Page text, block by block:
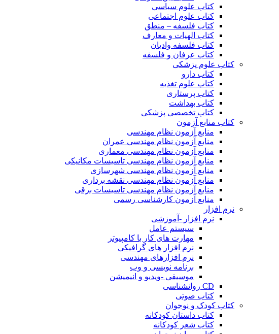
کتاب علوم سیاسی
کتاب علوم اجتماعی
کتاب فلسفه – منطق
کتاب الهیات و معارف
کتاب فلسفه وادیان
کتاب عرفان و فلسفه
کتاب علوم پزشکی
کتاب دارو
کتاب علوم تغذیه
کتاب پرستاری
کتاب بهداشت
کتاب تخصصی پزشکی
کتاب منابع آزمون
منابع آزمون نظام مهندسی
منابع آزمون نظام مهندسی عمران
منابع آزمون نظام مهندسی معماری
منابع آزمون نظام مهندسی تاسیسات مکانیکی
منابع آزمون نظام مهندسی شهرسازی
منابع آزمون نظام مهندسی نقشه برداری
منابع آزمون نظام مهندسی تاسیسات برقی
منابع آزمون کارشناسی رسمی
نرم افزار
نرم افزار -آموزشی
سیستم عامل
مهارت های کار با کامپیوتر
نرم افزار های گرافیکی
نرم افزارهای مهندسی
برنامه نویسی و وب
موسیقی -ویدیو و انیمیشن
CD روانشناسی
کتاب صوتی
کتاب کودک و نوجوان
کتاب داستان کودکانه
کتاب شعر کودکانه